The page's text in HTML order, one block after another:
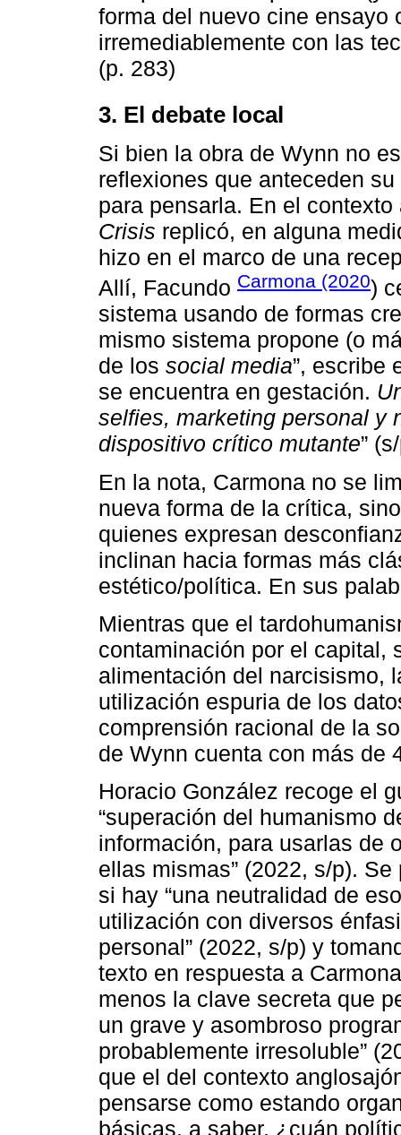
forma del nuevo cine ensayo
irremediablemente con las
(p. 283)
3. El debate local
Si bien la obra de Wynn no
reflexiones que anteceden
para pensarla. En el
Crisis replicó, en alguna
hizo en el marco de una
Allí, Facundo Carmona (2020)
sistema usando de formas
mismo sistema propone (o
de los social media”, escribe
se encuentra en gestación.
selfies, marketing personal y
dispositivo crítico mutante”
En la nota, Carmona no se
nueva forma de la crítica,
quienes expresan
inclinan hacia formas más
estético/política. En sus
Mientras que el
contaminación por el capital,
alimentación del narcisismo,
utilización espuria de los
comprensión racional de la
de Wynn cuenta con más de
Horacio González recoge el
“superación del humanismo
información, para usarlas de
ellas mismas” (2022, s/p).
si hay “una neutralidad de
utilización con diversos
personal” (2022, s/p) y
texto en respuesta a
menos la clave secreta que
un grave y asombroso
probablemente irresoluble”
que el del contexto
pensarse como estando
básicas, a saber, ¿cuán